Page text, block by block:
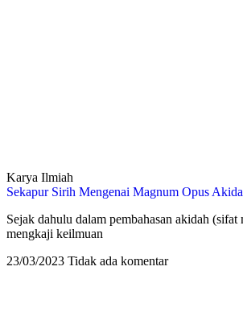
Karya Ilmiah
Sekapur Sirih Mengenai Magnum Opus
Sejak dahulu dalam pembahasan akidah
mengkaji keilmuan
23/03/2023 Tidak ada komentar